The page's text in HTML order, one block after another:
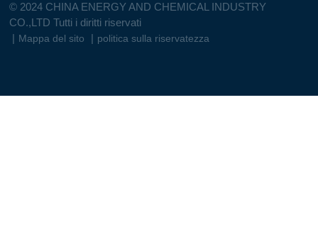
© 2024 CHINA ENERGY AND CHEMICAL INDUSTRY
CO.,LTD Tutti i diritti riservati
| Mappa del sito | politica sulla riservatezza